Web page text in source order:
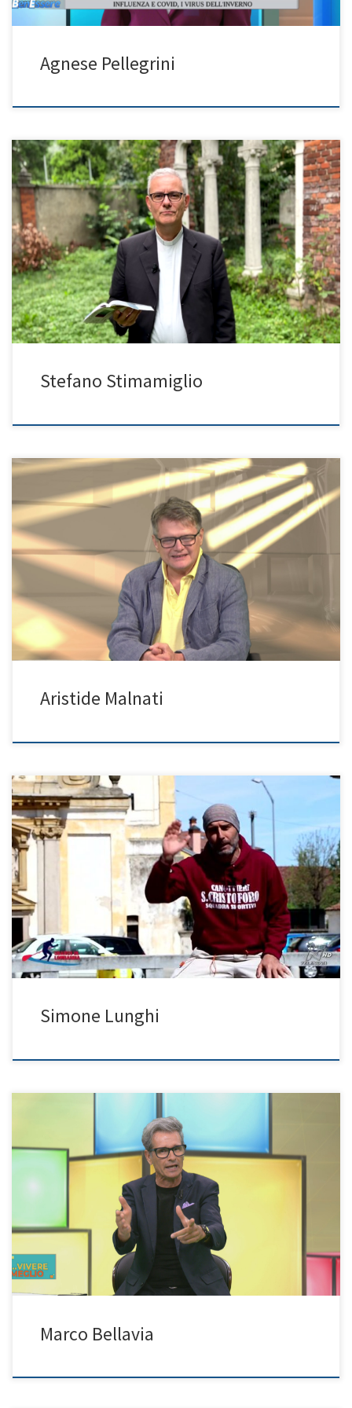
Agnese Pellegrini
Programma: La Domenica in Famiglia, Caro Padre
Stefano Stimamiglio
Programma: Storia e Misteri
Aristide Malnati
Programma: Sbarco in Lombardia
Simone Lunghi
Programma: …Vivere Meglio
Marco Bellavia